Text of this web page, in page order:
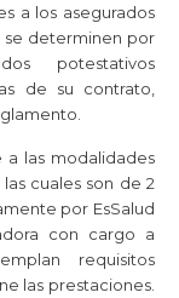
a los asegurados
se determinen por
potestativos
de su contrato,
las modalidades
cuales son de 2
por EsSalud
con cargo a
requisitos
las prestaciones.